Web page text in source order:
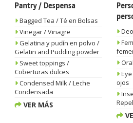
Pantry / Despensa
Bagged Tea / Té en Bolsas
Vinegar / Vinagre
Gelatina y pudín en polvo /
Gelatin and Pudding powder
Sweet toppings /
Coberturas dulces
Condensed Milk / Leche
Condensada
VER MÁS
ojos